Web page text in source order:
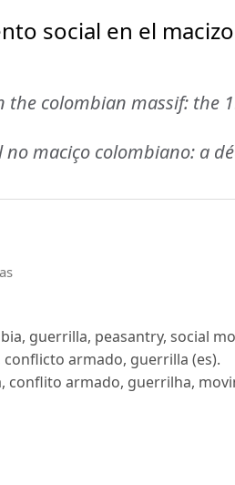
social en el
colombian massif: the
maciço colombiano: a
guerrilla, peasantry, social
conflicto armado, guerrilla (es).
conflito armado, guerrilha,